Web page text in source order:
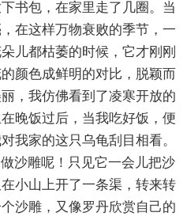
书包，在家里走了几圈。当
在这样万物衰败的季节，一
儿都枯萎的时候，它才刚刚
颜色成鲜明的对比，脱颖而
，我仿佛看到了凌寒开放的
晚饭过后，当我吃好饭，便
我家的这只乌龟刮目相看。
沙雕呢！只见它一会儿把沙
小山上开了一条渠，转来转
沙雕，又像罗丹欣赏自己的